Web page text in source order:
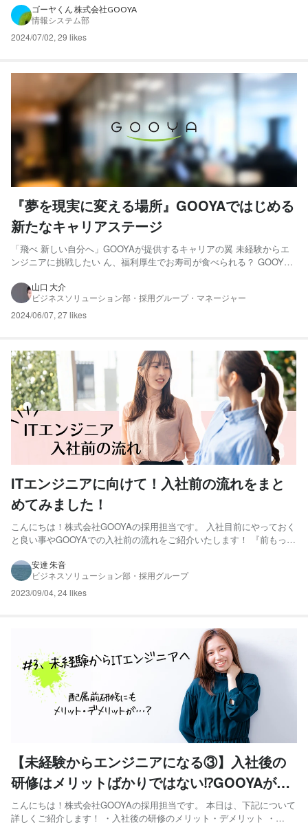
す。 毎日更新でGOOYAの日常からエンジニアのためのお役立ち情報を
発信しています！ ゴーヤくんは2009年生...
ゴーヤくん 株式会社GOOYA
情報システム部
2024/07/02, 29 likes
『夢を現実に変える場所』GOOYAではじめる
新たなキャリアステージ
「飛べ 新しい自分へ」GOOYAが提供するキャリアの翼 未経験からエ
ンジニアに挑戦したい ん、福利厚生でお寿司が食べられる？ GOOYA
します） 様々な経路から「株式会社GOOYA」を見つけていただいたか
と思いますが、まずはGOOYAに興味を持っ...
山口 大介
ビジネスソリューション部・採用グループ・マネージャー
2024/06/07, 27 likes
ITエンジニアに向けて！入社前の流れをまと
めてみました！
こんにちは！株式会社GOOYAの採用担当です。 入社目前にやっておく
と良い事やGOOYAでの入社前の流れをご紹介いたします！ 『前もって
事をしているのだろう？』と入社を決めた中でも不安はあると思いま
す。 入社後のイメージをしっかり付けて事前準備を行い...
安達 朱音
ビジネスソリューション部・採用グループ
2023/09/04, 24 likes
【未経験からエンジニアになる③】入社後の
研修はメリットばかりではない⁉GOOYAが入
社後研修を行っていない理由とは...！？
こんにちは！株式会社GOOYAの採用担当です。 本日は、下記について
詳しくご紹介します！ ・入社後の研修のメリット・デメリット ・